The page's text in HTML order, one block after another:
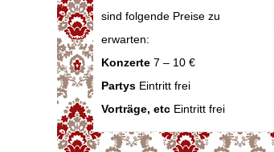
sind folgende Preise zu
erwarten:
Konzerte 7 – 10 €
Partys Eintritt frei
Vorträge, etc Eintritt frei